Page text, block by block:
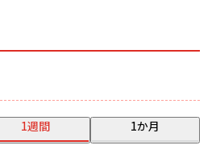
1週間 1か月